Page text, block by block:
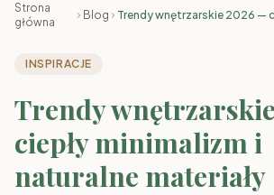
Strona
główna
Blog
Trendy wnętrzarskie 2026 —
INSPIRACJE
Trendy
ciepły minimalizm i
naturalne materiały